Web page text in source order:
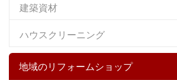
建築資材
ハウスクリーニング
地域のリフォームショップ